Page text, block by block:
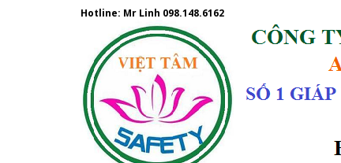
Hotline: Mr Linh 098.148.6162